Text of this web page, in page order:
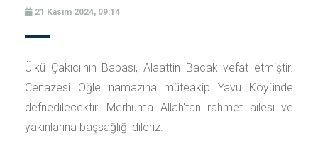
21 Kasım 2024, 09:14
Ülkü Çakıcı'nın Babası, Alaattin Bacak vefat etmiştir.
Cenazesi Öğle namazına müteakip Yavu Köyünde
defnedilecektir. Merhuma Allah'tan rahmet ailesi ve
yakınlarına başsağlığı dileriz.